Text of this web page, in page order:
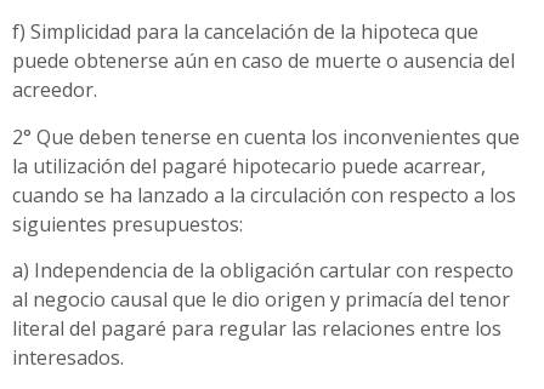
f) Simplicidad para la cancelación de la hipoteca que
puede obtenerse aún en caso de muerte o ausencia del
acreedor.
2° Que deben tenerse en cuenta los inconvenientes que
la utilización del pagaré hipotecario puede acarrear,
cuando se ha lanzado a la circulación con respecto a los
siguientes presupuestos:
a) Independencia de la obligación cartular con respecto
al negocio causal que le dio origen y primacía del tenor
literal del pagaré para regular las relaciones entre los
interesados.